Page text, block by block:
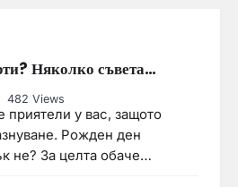
Няколко съвета…
482 Views
приятели у вас, защото
Рожден ден
не? За целта обаче…